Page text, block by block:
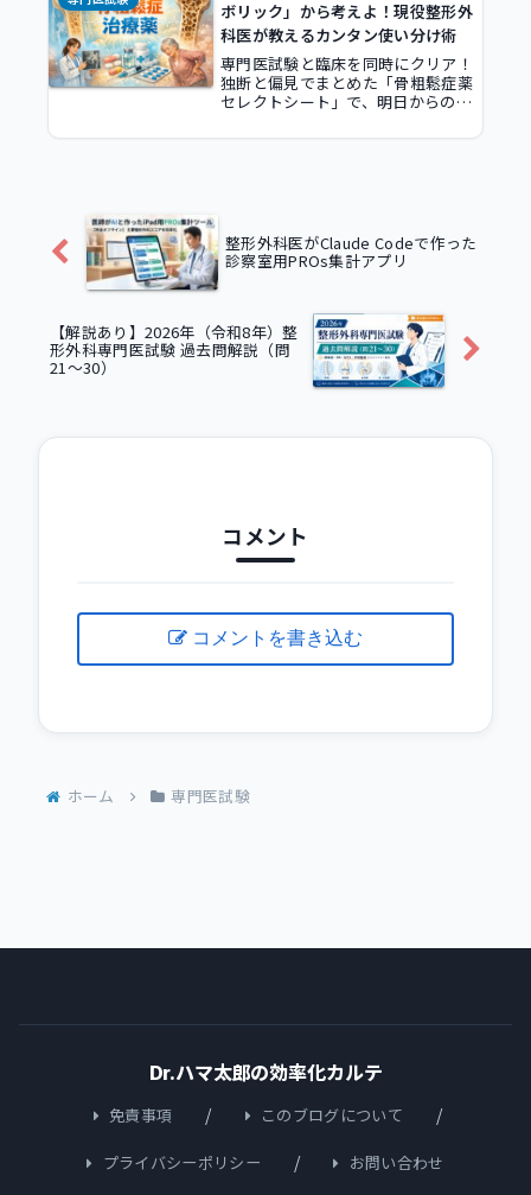
ボリック」から考えよ！現役整形外
科医が教えるカンタン使い分け術
専門医試験と臨床を同時にクリア！
独断と偏見でまとめた「骨粗鬆症薬
セレクトシート」で、明日からの外
モソズマブなど、覚えるべき「アナ
整形外科医がClaude Codeで作った
診察室用PROs集計アプリ
【解説あり】2026年（令和8年）整
形外科専門医試験 過去問解説（問
21〜30）
コメント
コメントを書き込む
ホーム 専門医試験
Dr.ハマ太郎の効率化カルテ
免責事項 このブログについて
プライバシーポリシー お問い合わせ